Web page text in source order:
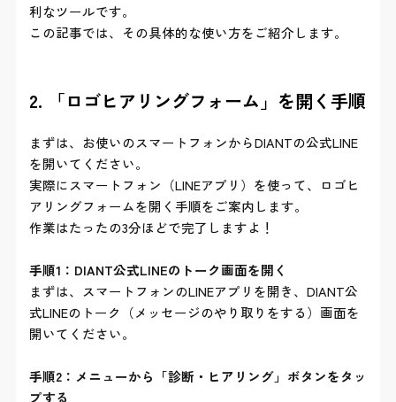
利なツールです。
この記事では、その具体的な使い方をご紹介します。
2. 「ロゴヒアリングフォーム」を開く手順
まずは、お使いのスマートフォンからDIANTの公式LINE
を開いてください。
実際にスマートフォン（LINEアプリ）を使って、ロゴヒ
アリングフォームを開く手順をご案内します。
作業はたったの3分ほどで完了しますよ！
手順1：DIANT公式LINEのトーク画面を開く
まずは、スマートフォンのLINEアプリを開き、DIANT公
式LINEのトーク（メッセージのやり取りをする）画面を
開いてください。
手順2：メニューから「診断・ヒアリング」ボタンをタッ
プする